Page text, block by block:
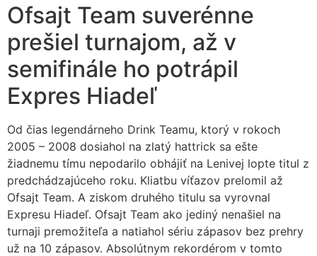
Ofsajt Team suverénne
prešiel turnajom, až v
semifinále ho potrápil
Expres Hiadeľ
Od čias legendárneho Drink Teamu, ktorý v rokoch
2005 – 2008 dosiahol na zlatý hattrick sa ešte
žiadnemu tímu nepodarilo obhájiť na Lenivej lopte titul z
predchádzajúceho roku. Kliatbu víťazov prelomil až
Ofsajt Team. A ziskom druhého titulu sa vyrovnal
Expresu Hiadeľ. Ofsajt Team ako jediný nenašiel na
turnaji premožiteľa a natiahol sériu zápasov bez prehry
už na 10 zápasov. Absolútnym rekordérom v tomto